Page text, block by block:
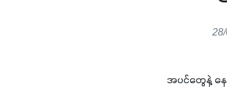
အပင်တွေနဲ့ နေ